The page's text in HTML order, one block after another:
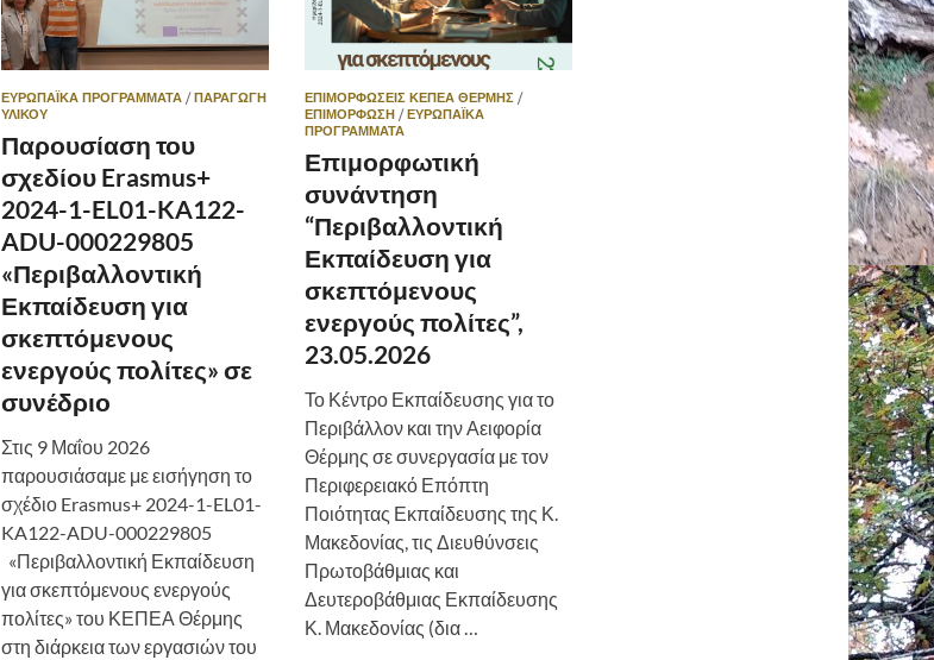
ΕΥΡΩΠΑΪΚΆ ΠΡΟΓΡΆΜΜΑΤΑ/ΠΑΡΑΓΩΓΗ
ΥΛΙΚΟΥ
Παρουσίαση του
σχεδίου Erasmus+
2024-1-EL01-KA122-
ADU-000229805
«Περιβαλλοντική
Εκπαίδευση για
σκεπτόμενους
ενεργούς πολίτες» σε
συνέδριο
Στις 9 Μαΐου 2026
παρουσιάσαμε με εισήγηση το
σχέδιο Erasmus+ 2024-1-EL01-
KA122-ADU-000229805
«Περιβαλλοντική Εκπαίδευση
για σκεπτόμενους ενεργούς
πολίτες» του ΚΕΠΕΑ Θέρμης
στη διάρκεια των εργασιών του
ΕΠΙΜΟΡΦΩΣΕΙΣ ΚΕΠΕΑ ΘΕΡΜΗΣ /
ΕΠΙΜΟΡΦΩΣΗ/ΕΥΡΩΠΑΪΚΆ
ΠΡΟΓΡΆΜΜΑΤΑ
Επιμορφωτική
συνάντηση
“Περιβαλλοντική
Εκπαίδευση για
σκεπτόμενους
ενεργούς πολίτες”,
23.05.2026
Το Κέντρο Εκπαίδευσης για το
Περιβάλλον και την Αειφορία
Θέρμης σε συνεργασία με τον
Περιφερειακό Επόπτη
Ποιότητας Εκπαίδευσης της Κ.
Μακεδονίας, τις Διευθύνσεις
Πρωτοβάθμιας και
Δευτεροβάθμιας Εκπαίδευσης
Κ. Μακεδονίας (δια …